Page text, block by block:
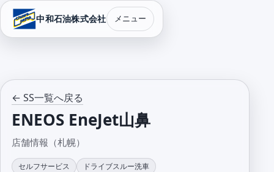
中和石油株式会社 メニュー
← SS一覧へ戻る
ENEOS EneJet山鼻
店舗情報（札幌）
セルフサービス ドライブスルー洗車